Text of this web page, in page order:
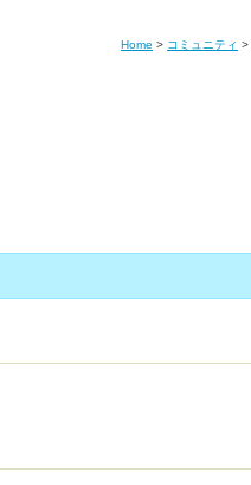
Home > コミュニティ >